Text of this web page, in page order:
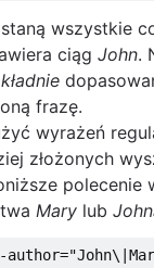
wszystkie
ciąg John.
frazę.
wyrażeń
złożonych
polecenie
Mary lub